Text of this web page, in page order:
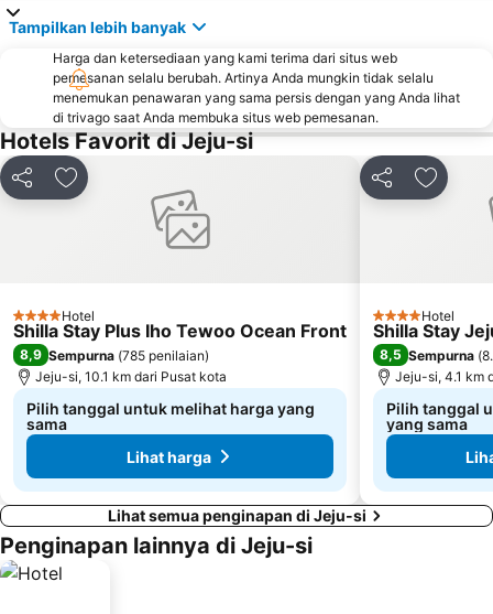
Tampilkan lebih banyak
Harga dan ketersediaan yang kami terima dari situs web
pemesanan selalu berubah. Artinya Anda mungkin tidak selalu
menemukan penawaran yang sama persis dengan yang Anda lihat
di trivago saat Anda membuka situs web pemesanan.
Hotels Favorit di Jeju-si
BagikanTambahkan ke favorit
4 Bintang
Hotel
Shilla Stay Plus Iho Tewoo Ocean Front
8,9 Sempurna (785 penilaian)
Jeju-si, 10.1 km dari Pusat kota
Pilih tanggal untuk melihat harga yang
sama
Lihat harga
Bagikan
4 Bintang
Hotel
Shilla Stay
8,5 Sempurna (
Jeju-si, 4.1 km
Pilih tanggal
yang sama
Lihat semua penginapan di Jeju-si
Penginapan lainnya di Jeju-si